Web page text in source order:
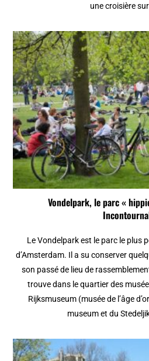
une croisière
Vondelpark, le parc «
Le Vondelpark est le parc le plus
d’Amsterdam. Il a su conserver
son passé de lieu de
trouve dans le quartier des
Rijksmuseum (musée de l’âge
museum et du